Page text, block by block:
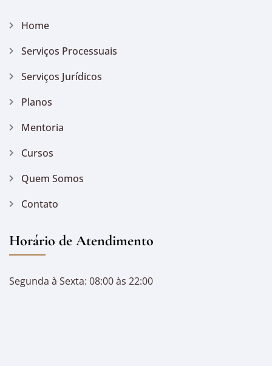
Home
Serviços Processuais
Serviços Jurídicos
Planos
Mentoria
Cursos
Quem Somos
Contato
Horário de Atendimento
Segunda à Sexta: 08:00 às 22:00